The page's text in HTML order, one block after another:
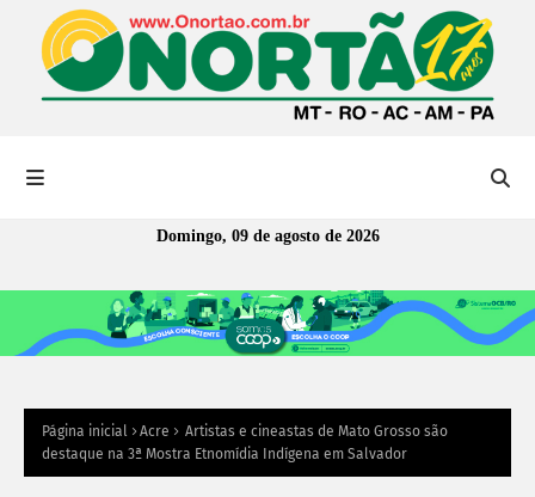
Domingo, 09 de agosto de 2026
Página inicial Acre
Artistas e cineastas de Mato Grosso são
destaque na 3ª Mostra Etnomídia Indígena em Salvador